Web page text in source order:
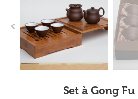
Set à Gong Fu